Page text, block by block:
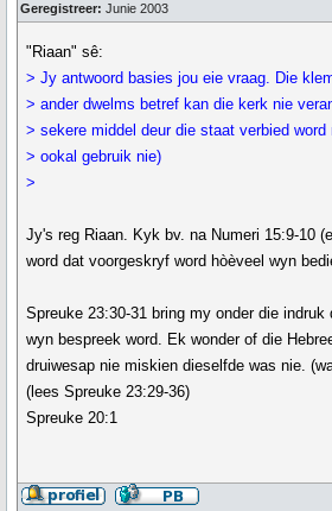
Geregistreer: Junie 2003
"Riaan" sê:
> Jy antwoord basies jou eie vraag. Die
> ander dwelms betref kan die kerk nie
> sekere middel deur die staat verbied
> ookal gebruik nie)
>
Jy's reg Riaan. Kyk bv. na Numeri 15:9-10
word dat voorgeskryf word hòèveel wyn
Spreuke 23:30-31 bring my onder die
wyn bespreek word. Ek wonder of die
druiwesap nie miskien dieselfde was nie.
(lees Spreuke 23:29-36)
Spreuke 20:1